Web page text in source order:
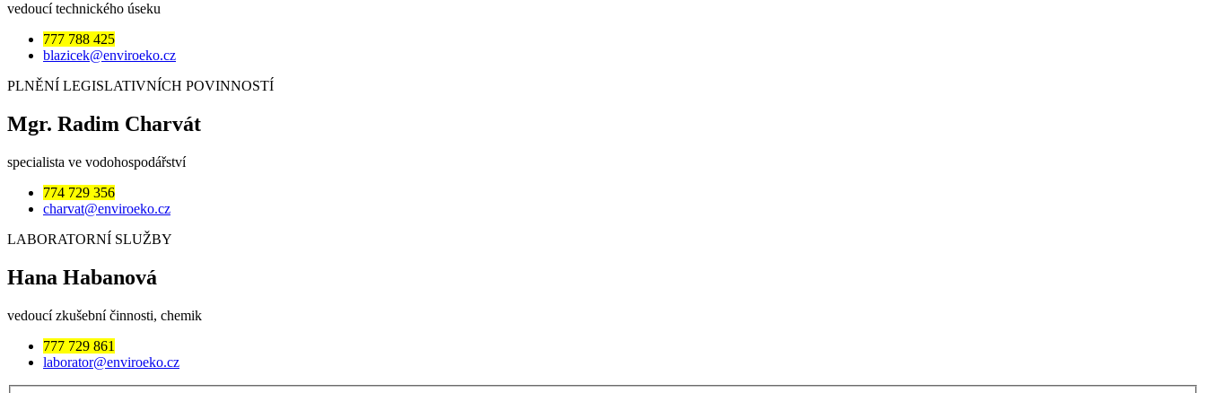
vedoucí technického úseku
777 788 425
blazicek@enviroeko.cz
PLNĚNÍ LEGISLATIVNÍCH POVINNOSTÍ
Mgr. Radim Charvát
specialista ve vodohospodářství
774 729 356
charvat@enviroeko.cz
LABORATORNÍ SLUŽBY
Hana Habanová
vedoucí zkušební činnosti, chemik
777 729 861
laborator@enviroeko.cz